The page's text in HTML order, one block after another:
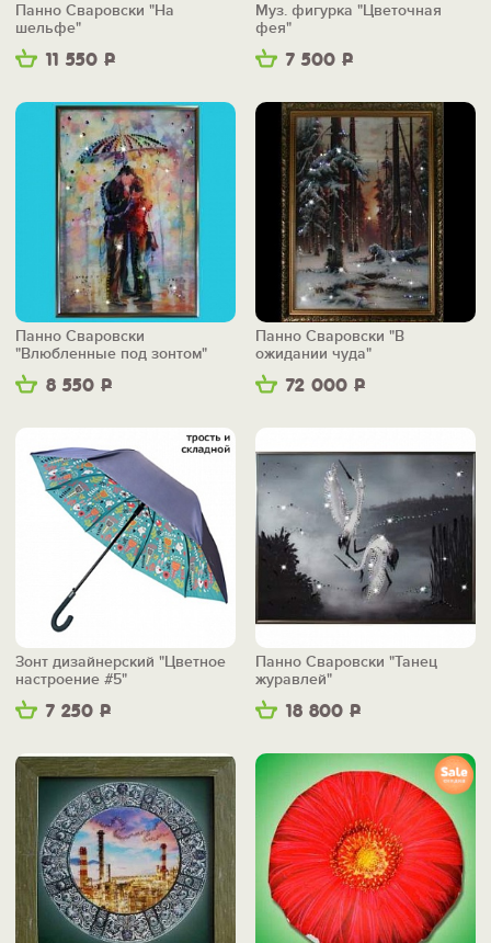
11 550 Р
Панно Сваровски "На
шельфе"
7 500 Р
Муз. фигурка "Цветочная
фея"
8 550 Р
Панно Сваровски
"Влюбленные под зонтом"
72 000 Р
Панно Сваровски "В
ожидании чуда"
7 250 Р
Зонт дизайнерский "Цветное
настроение #5"
18 800 Р
Панно Сваровски "Танец
журавлей"